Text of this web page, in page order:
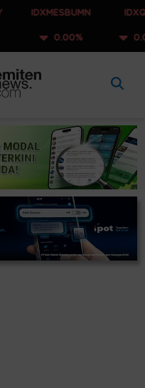
IDXMESBUMN
0.00%
IDXQ30
0.00%